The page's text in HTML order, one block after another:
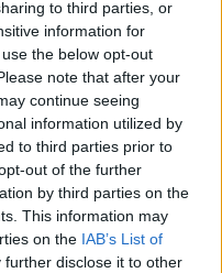
to third parties, or
information for
the below opt-out
note that after your
continue seeing
information utilized by
to third parties prior to
out of the further
by third parties on the
This information may
on the IAB’s List of
further disclose it to other
ptujinfo.com • pomurec.com
•gorenjskainfo.com•
cajtng